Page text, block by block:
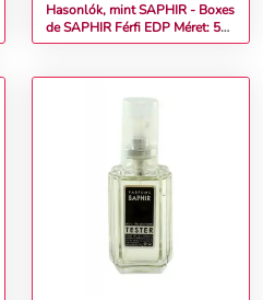
Hasonlók, mint SAPHIR - Boxes
de SAPHIR Férfi EDP Méret: 50
ml